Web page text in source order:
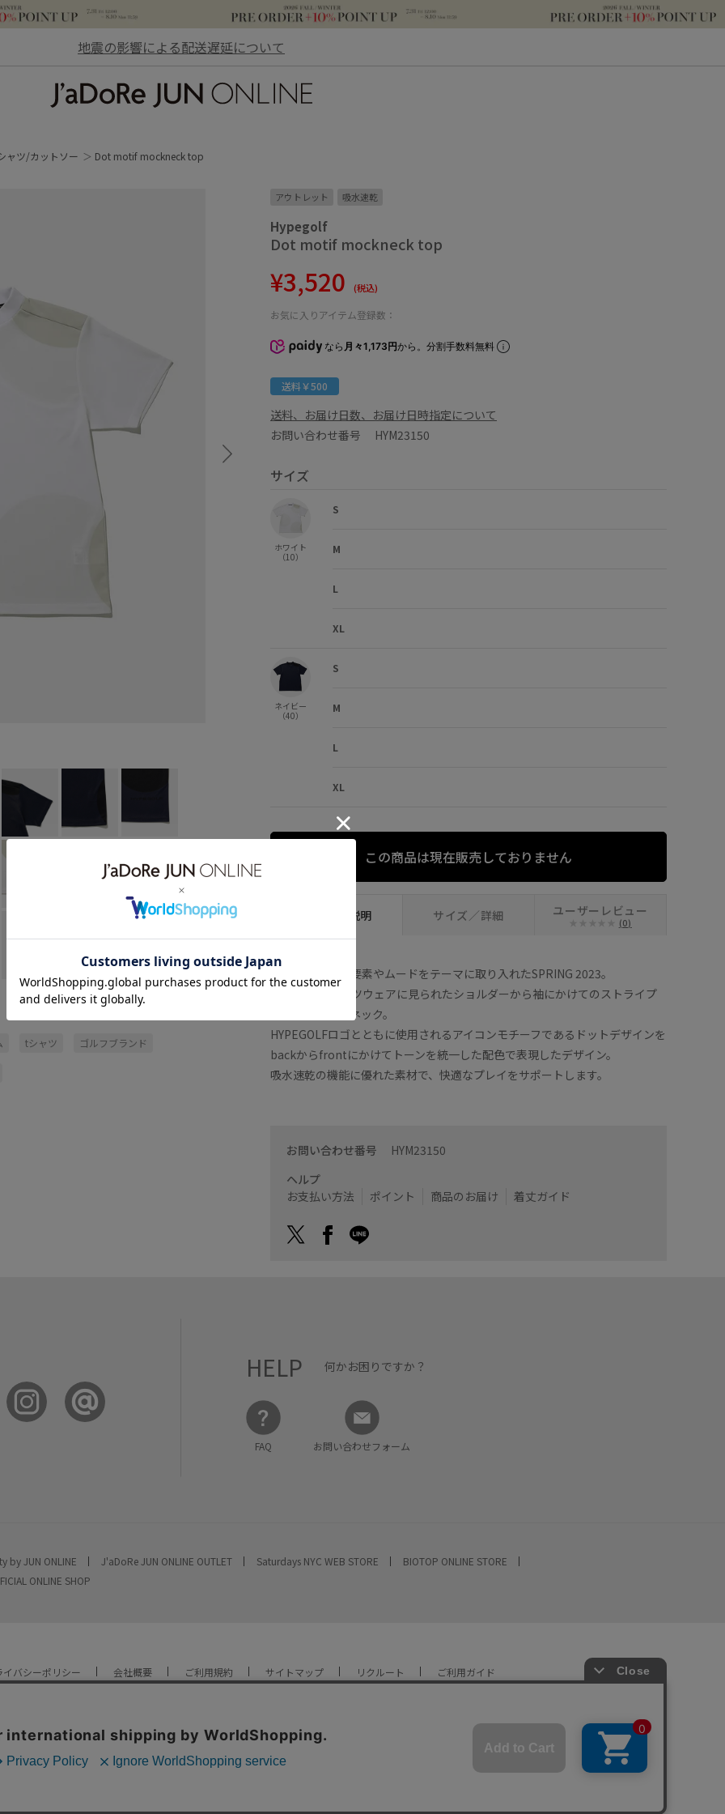
地震の影響による配送遅延について
ャツ/カットソー Dot motif mockneck top
tシャツ ゴルフブランド
アウトレット 吸水速乾
Hypegolf
Dot motif mockneck top
¥3,520 (税込)
お気に入りアイテム登録数：
なら 月々1,173円から。分割手数料無料
送料￥500
送料、お届け日数、お届け日時指定について
お問い合わせ番号 HYM23150
サイズ
ホワイト
（10）
S
M
L
XL
ネイビー
（40）
S
M
L
XL
この商品は現在販売しておりません
アイテム説明 サイズ／詳細 ユーザーレビュー
(0)
90’s のスポーツ要素やムードをテーマに取り入れたSPRING 2023。
90年代のスポーツウェアに見られたショルダーから袖にかけてのストライプ
が特徴のモックネック。
HYPEGOLFロゴとともに使用されるアイコンモチーフであるドットデザインを
backからfrontにかけてトーンを統一した配色で表現したデザイン。
吸水速乾の機能に優れた素材で、快適なプレイをサポートします。
お問い合わせ番号 HYM23150
ヘルプ
お支払い方法
ポイント 商品のお届け 着丈ガイド
HELP 何かお困りですか？
FAQ お問い合わせフォーム
by JUN ONLINE J'aDoRe JUN ONLINE OUTLET Saturdays NYC WEB STORE
BIOTOP ONLINE STORE
ONLINE SHOP
イバシーポリシー 会社概要 ご利用規約 サイトマップ リクルート ご利用ガイド
YOU ARE CULTURE.